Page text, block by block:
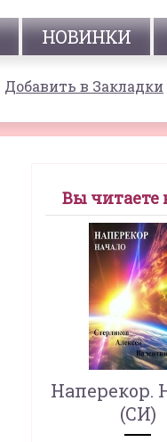
НОВИНКИ
Добавить в Закладки
Вы читаете
Наперекор.
(СИ)